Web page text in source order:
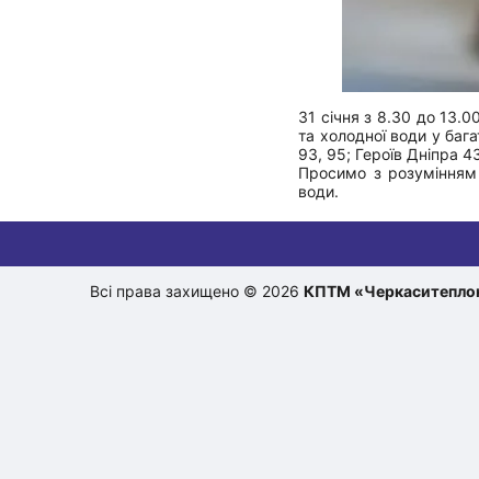
31 січня з 8.30 до
та холодної води у
93, 95; Героїв Дніпра
Просимо з розумінням
води.
Всі права захищено © 2026 КПТМ